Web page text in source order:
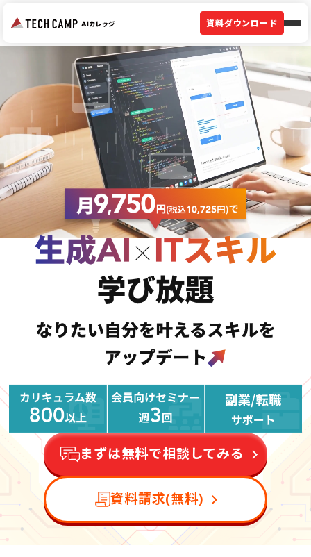
資料ダウンロード
まずは無料で相談してみる
資料請求(無料)